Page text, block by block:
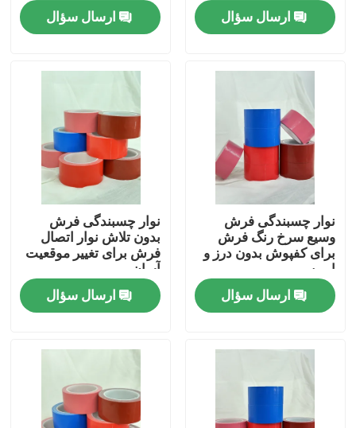
محصولات
فیلم های
دربارهی ما
کارخانه تور
کنترل کیفیت
تماس با ما
نوار چسب فرش
ارسال سؤال
ارسال سؤال
نوار چسبندگی فرش
وسیع سرخ رنگ فرش
برای کفپوش بدون درز و
ایمن
ارسال سؤال
نوار چسبندگی فرش
بدون تلاش نوار اتصال
فرش برای تغییر موقعیت
آسان
ارسال سؤال